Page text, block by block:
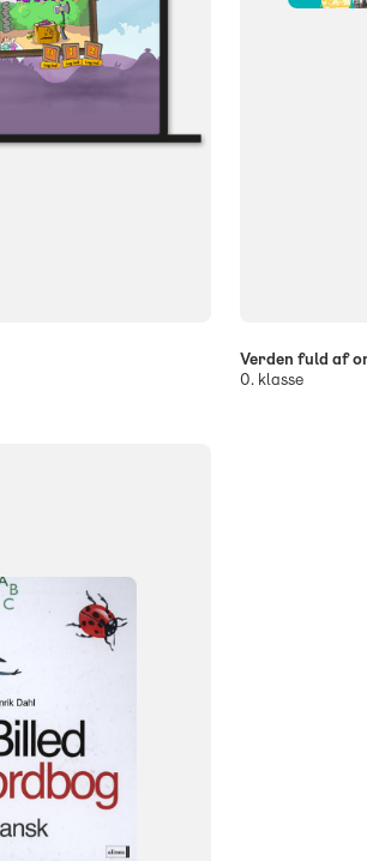
Verden fuld af
0. klasse